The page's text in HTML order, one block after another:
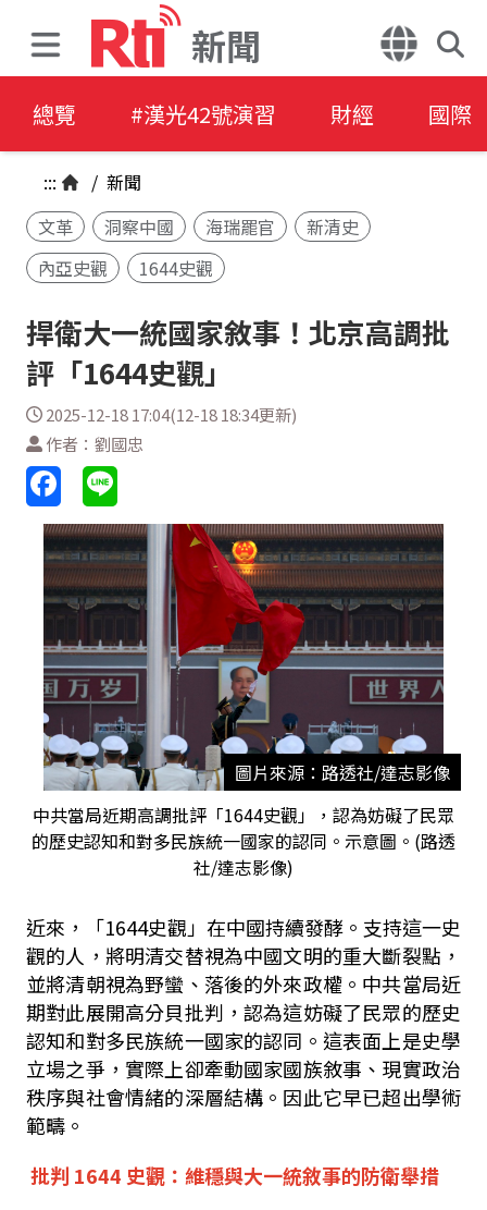
新聞
總覽 #漢光42號演習 財經 國際
::: / 新聞
文革
洞察中國 海瑞罷官
新清史
內亞史觀
1644史觀
捍衛大一統國家敘事！北京高調批
評「1644史觀」
2025-12-18 17:04(12-18 18:34更新)
作者：劉國忠
圖片來源：路透社/達志影像
中共當局近期高調批評「1644史觀」，認為妨礙了民眾
的歷史認知和對多民族統一國家的認同。示意圖。(路透
社/達志影像)
近來，「1644史觀」在中國持續發酵。支持這一史
觀的人，將明清交替視為中國文明的重大斷裂點，
並將清朝視為野蠻、落後的外來政權。中共當局近
期對此展開高分貝批判，認為這妨礙了民眾的歷史
認知和對多民族統一國家的認同。這表面上是史學
立場之爭，實際上卻牽動國家國族敘事、現實政治
秩序與社會情緒的深層結構。因此它早已超出學術
範疇。
批判 1644 史觀：維穩與大一統敘事的防衛舉措